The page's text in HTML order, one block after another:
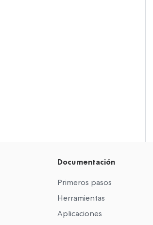
Documentación
Primeros pasos
Herramientas
Aplicaciones